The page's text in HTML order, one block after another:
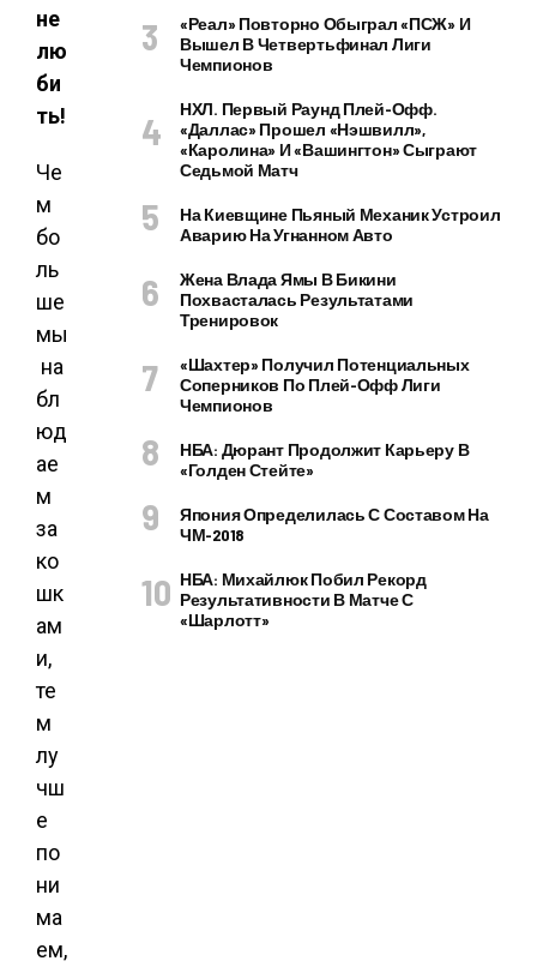
не
лю
би
ть!
Че
м
бо
ль
ше
мы
на
бл
юд
ае
м
за
ко
шк
ам
и,
те
м
лу
чш
е
по
ни
ма
ем,
«Реал» Повторно Обыграл «ПСЖ» И
Вышел В Четвертьфинал Лиги
Чемпионов
НХЛ. Первый Раунд Плей-Офф.
«Даллас» Прошел «Нэшвилл»,
«Каролина» И «Вашингтон» Сыграют
Седьмой Матч
На Киевщине Пьяный Механик Устроил
Аварию На Угнанном Авто
Жена Влада Ямы В Бикини
Похвасталась Результатами
Тренировок
«Шахтер» Получил Потенциальных
Соперников По Плей-Офф Лиги
Чемпионов
НБА: Дюрант Продолжит Карьеру В
«Голден Стейте»
Япония Определилась С Составом На
ЧМ-2018
НБА: Михайлюк Побил Рекорд
Результативности В Матче С
«Шарлотт»